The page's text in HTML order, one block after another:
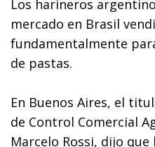
Los harineros
mercado en Brasil
fundamentalmente
de pastas.
En Buenos Aires, el
de Control Comercial
Marcelo Rossi, dijo